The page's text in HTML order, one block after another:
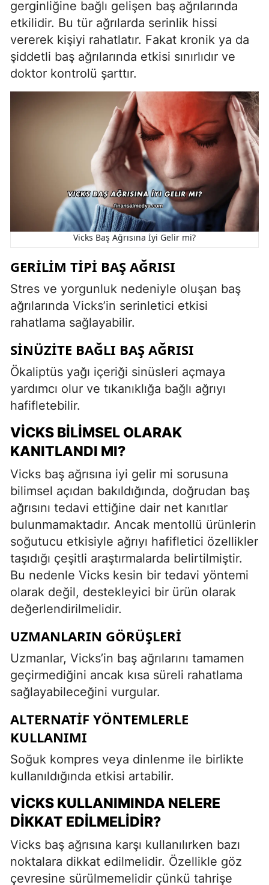
gerginliğine bağlı gelişen baş ağrılarında
etkilidir. Bu tür ağrılarda serinlik hissi
vererek kişiyi rahatlatır. Fakat kronik ya da
şiddetli baş ağrılarında etkisi sınırlıdır ve
doktor kontrolü şarttır.
Vicks Baş Ağrısına İyi Gelir mi?
GERILIM TIPI BAŞ AĞRISI
Stres ve yorgunluk nedeniyle oluşan baş
ağrılarında Vicks’in serinletici etkisi
rahatlama sağlayabilir.
SINÜZITE BAĞLI BAŞ AĞRISI
Ökaliptüs yağı içeriği sinüsleri açmaya
yardımcı olur ve tıkanıklığa bağlı ağrıyı
hafifletebilir.
VICKS BILIMSEL OLARAK
KANITLANDI MI?
Vicks baş ağrısına iyi gelir mi sorusuna
bilimsel açıdan bakıldığında, doğrudan baş
ağrısını tedavi ettiğine dair net kanıtlar
bulunmamaktadır. Ancak mentollü ürünlerin
soğutucu etkisiyle ağrıyı hafifletici özellikler
taşıdığı çeşitli araştırmalarda belirtilmiştir.
Bu nedenle Vicks kesin bir tedavi yöntemi
olarak değil, destekleyici bir ürün olarak
değerlendirilmelidir.
UZMANLARIN GÖRÜŞLERI
Uzmanlar, Vicks’in baş ağrılarını tamamen
geçirmediğini ancak kısa süreli rahatlama
sağlayabileceğini vurgular.
ALTERNATIF YÖNTEMLERLE
KULLANIMI
Soğuk kompres veya dinlenme ile birlikte
kullanıldığında etkisi artabilir.
VICKS KULLANIMINDA NELERE
DIKKAT EDILMELIDIR?
Vicks baş ağrısına karşı kullanılırken bazı
noktalara dikkat edilmelidir. Özellikle göz
çevresine sürülmemelidir çünkü tahrişe